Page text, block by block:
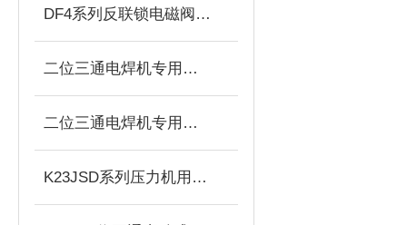
DF4系列反联锁电磁阀(压力机用)
二位三通电焊机专用电磁阀
二位三通电焊机专用电磁阀(常开)
K23JSD系列压力机用双联阀